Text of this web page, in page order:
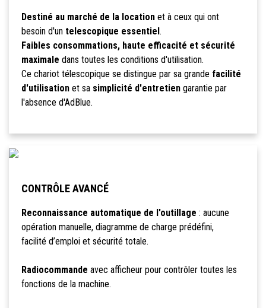
Destiné au marché de la locationet à ceux qui ont
besoin d'un telescopique essentiel .
Faibles consommations, haute efficacité et sécurité
maximale dans toutes les conditions d'utilisation.
Ce chariot télescopique se distingue par sa grande facilité
d'utilisationet sa simplicité d'entretiengarantie par
l'absence d'AdBlue.
CONTRÔLE AVANCÉ
Reconnaissance automatique de l'outillage : aucune
opération manuelle, diagramme de charge prédéfini,
facilité d’emploi et sécurité totale.
Radiocommande avec afficheur pour contrôler toutes les
fonctions de la machine.